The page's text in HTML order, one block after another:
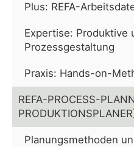
Plus: REFA-
Expertise: Produktive
Prozessgestaltung
Praxis: Hands-on-
REFA-PROCESS-
Planungsmethoden